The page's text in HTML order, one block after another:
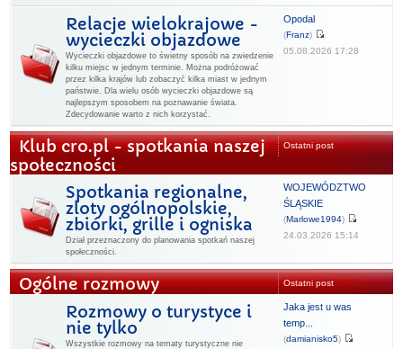
Relacje wielokrajowe -
wycieczki objazdowe
Wycieczki objazdowe to świetny sposób na zwiedzenie
kilku miejsc w jednym terminie. Można podróżować
przez kilka krajów lub zobaczyć kilka miast w jednym
państwie. Dla wielu osób wycieczki objazdowe są
najlepszym sposobem na poznawanie świata.
Zdecydowanie warto z nich korzystać.
Opodal
(Franz)
05.08.2026 17:28
Klub cro.pl - spotkania naszej
społeczności
Ostatni post
Spotkania regionalne,
zloty ogólnopolskie,
zbiórki, grille i ogniska
Dział przeznaczony do planowania spotkań naszej
społeczności.
WOJEWÓDZTWO
ŚLĄSKIE
(Marlowe1994)
24.03.2026 15:14
Ogólne rozmowy Ostatni post
Rozmowy o turystyce i
nie tylko
Wszystkie rozmowy na tematy turystyczne nie
Jaka jest u was
temp...
(damianisko5)